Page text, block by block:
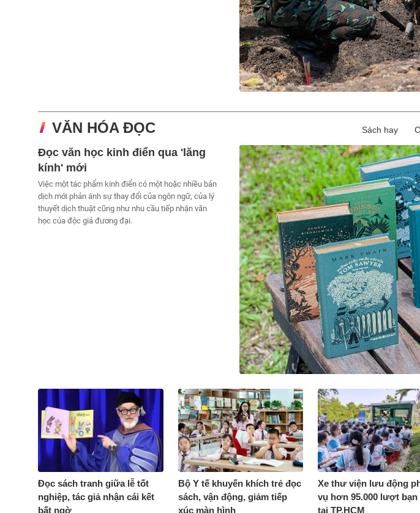
VĂN HÓA ĐỌC Sách hay
Đọc văn học kinh điển qua 'lăng
kính' mới
Việc một tác phẩm kinh điển có một hoặc nhiều bản
dịch mới phản ánh sự thay đổi của ngôn ngữ, của lý
thuyết dịch thuật cũng như nhu cầu tiếp nhận văn
học của độc giả đương đại.
Đọc sách tranh giữa lễ tốt
nghiệp, tác giả nhận cái kết
bất ngờ
Bộ Y tế khuyến khích trẻ đọc
sách, vận động, giảm tiếp
xúc màn hình
Xe thư viện lưu động
vụ hơn 95.000 lượt bạn
tại TP.HCM